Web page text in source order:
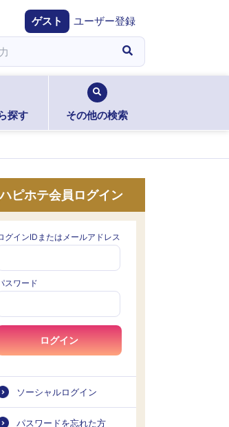
ゲスト ユーザー登録
探す その他の検索
ハピホテ会員ログイン
グインIDまたはメールアドレス
スワード
ログイン
ソーシャルログイン
パスワードを忘れた方